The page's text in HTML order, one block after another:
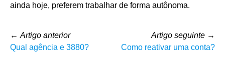
ainda hoje, preferem trabalhar de forma autônoma.
← Artigo anterior
Qual agência e 3880?
Artigo seguinte →
Como reativar uma conta?